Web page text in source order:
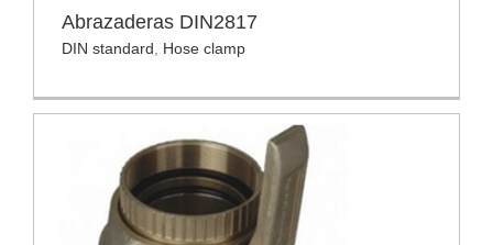
Abrazaderas DIN2817
DIN standard Hose clamp